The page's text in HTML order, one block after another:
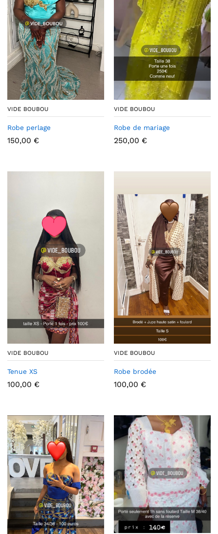
VIDE BOUBOU
Robe perlage
150,00 €
VIDE BOUBOU
Robe de mariage
250,00 €
VIDE BOUBOU
Tenue XS
100,00 €
VIDE BOUBOU
Robe brodée
100,00 €